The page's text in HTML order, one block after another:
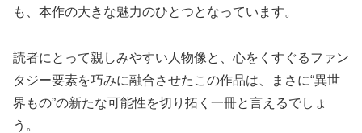
も、本作の大きな魅力のひとつとなっています。
読者にとって親しみやすい人物像と、心をくすぐるファン
タジー要素を巧みに融合させたこの作品は、まさに“異世
界もの”の新たな可能性を切り拓く一冊と言えるでしょ
う。